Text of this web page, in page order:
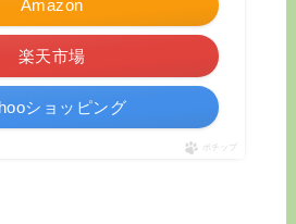
Amazon
楽天市場
ショッピング
ポチップ